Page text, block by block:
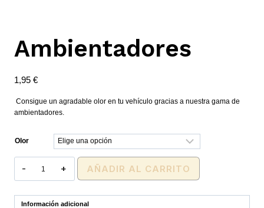
Ambientadores
1,95 €
Consigue un agradable olor en tu vehículo gracias a nuestra gama de
ambientadores.
Olor
Ambientadores
cantidad
AÑADIR AL CARRITO
Información adicional